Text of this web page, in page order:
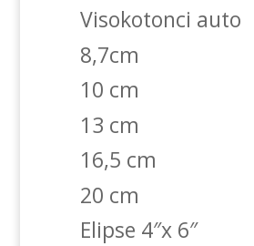
Visokotonci auto
8,7cm
10 cm
13 cm
16,5 cm
20 cm
Elipse 4″x 6″